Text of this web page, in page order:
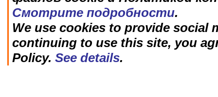
Смотрите подробности.
We use cookies to provide social
continuing to use this site, you
Policy. See details.